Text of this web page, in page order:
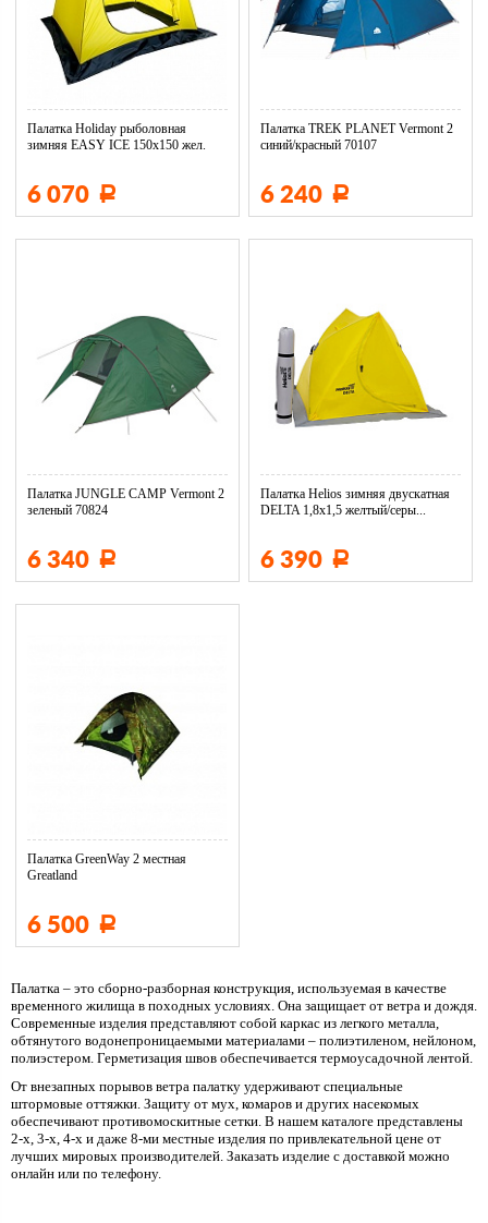
Палатка Holiday рыболовная
зимняя EASY ICE 150х150 жел.
6 070 Р
Палатка TREK PLANET Vermont 2
синий/красный 70107
6 240 Р
Палатка JUNGLE CAMP Vermont 2
зеленый 70824
6 340 Р
Палатка Helios зимняя двускатная
DELTA 1,8х1,5 желтый/серы...
6 390 Р
Палатка GreenWay 2 местная
Greatland
6 500 Р
Палатка – это сборно-разборная конструкция, используемая в качестве
временного жилища в походных условиях. Она защищает от ветра и дождя.
Современные изделия представляют собой каркас из легкого металла,
обтянутого водонепроницаемыми материалами – полиэтиленом, нейлоном,
полиэстером. Герметизация швов обеспечивается термоусадочной лентой.
От внезапных порывов ветра палатку удерживают специальные
штормовые оттяжки. Защиту от мух, комаров и других насекомых
обеспечивают противомоскитные сетки. В нашем каталоге представлены
2-х, 3-х, 4-х и даже 8-ми местные изделия по привлекательной цене от
лучших мировых производителей. Заказать изделие с доставкой можно
онлайн или по телефону.